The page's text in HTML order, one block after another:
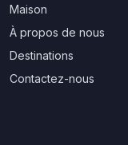
Maison
À propos de nous
Destinations
Contactez-nous